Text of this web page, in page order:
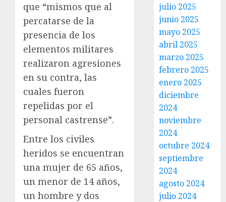
que “mismos que al
percatarse de la
presencia de los
elementos militares
realizaron agresiones
en su contra, las
cuales fueron
repelidas por el
personal castrense”.
Entre los civiles
heridos se encuentran
una mujer de 65 años,
un menor de 14 años,
un hombre y dos
julio 2025
junio 2025
mayo 2025
abril 2025
marzo 2025
febrero 2025
enero 2025
diciembre
2024
noviembre
2024
octubre 2024
septiembre
2024
agosto 2024
julio 2024